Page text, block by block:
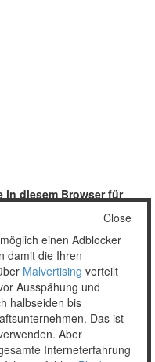
in diesem Browser für
täglich Spam.
themehall.com
Close
einen Adblocker
damit die Ihren
Malvertising verteilt
Ausspähung und
halbseiden bis
Das ist
Aber
Interneterfahrung